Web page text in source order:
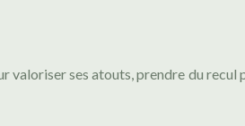
ses atouts, prendre du